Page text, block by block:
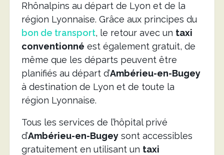
Rhônalpins au départ de Lyon et de la
région Lyonnaise. Grâce aux principes du
bon de transport, le retour avec un taxi
conventionné est également gratuit, de
même que les départs peuvent être
planifiés au départ d’Ambérieu-en-Bugey
à destination de Lyon et de toute la
région Lyonnaise.
Tous les services de l’hôpital privé
d’Ambérieu-en-Bugeysont accessibles
gratuitement en utilisant un taxi